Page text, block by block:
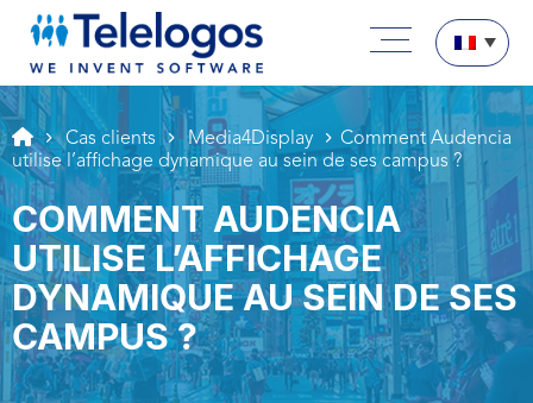
Aller au texte
Aller au menu
Passer au contenu
Menu principal
Cas clients Media4Display
Comment Audencia
utilise l’affichage dynamique au sein de ses campus ?
COMMENT AUDENCIA
UTILISE L’AFFICHAGE
DYNAMIQUE AU SEIN DE SES
CAMPUS ?